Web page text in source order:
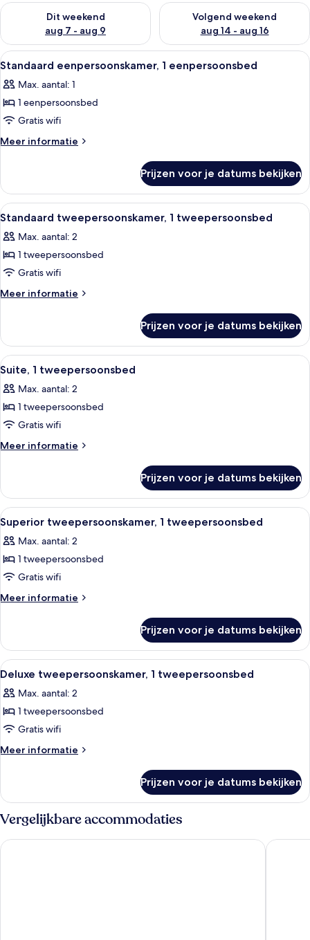
Dit weekend
aug 7 - aug 9
De beschikbaarheid controleren voor dit weekend aug 7 -
Volgend weekend
aug 14 - aug 16
De beschikbaarheid
Alle
foto's
voor
Standaard
eenpersoonskamer,
1
Een moderne slaapkamer met een
5
Standaard eenpersoonskamer, 1 eenpersoonsbed
Max. aantal: 1
1 eenpersoonsbed
Gratis wifi
Meer informatie
Meer
eenpersoonskamer,
eenpersoonsbed
Prijzen voor je datums bekijken
Alle
foto's
voor
Standaard
tweepersoonskamer,
1
Een moderne slaapkamer met een
5
Standaard tweepersoonskamer, 1 tweepersoonsbed
Max. aantal: 2
1 tweepersoonsbed
Gratis wifi
Meer informatie
Meer
tweepersoonskamer,
tweepersoonsbed
Prijzen voor je datums bekijken
Alle
foto's
voor
Suite,
1
tweepersoonsbed
Hotelkamer met een bed,
11
Suite, 1 tweepersoonsbed
Max. aantal: 2
1 tweepersoonsbed
Gratis wifi
Meer informatie
Meer
1
tweepersoonsbed
Prijzen voor je datums bekijken
Alle
foto's
voor
Superior
tweepersoonskamer,
1
Hotelkamer met een groot bed,
6
Superior tweepersoonskamer, 1 tweepersoonsbed
Max. aantal: 2
1 tweepersoonsbed
Gratis wifi
Meer informatie
Meer
tweepersoonskamer,
tweepersoonsbed
Prijzen voor je datums bekijken
Alle
foto's
voor
Deluxe
tweepersoonskamer,
1
Een moderne slaapkamer met een
5
Deluxe tweepersoonskamer, 1 tweepersoonsbed
Max. aantal: 2
1 tweepersoonsbed
Gratis wifi
Meer informatie
Meer
tweepersoonskamer,
tweepersoonsbed
Prijzen voor je datums bekijken
Vergelijkbare accommodaties
Hotel Rheinpark Rees Akzent